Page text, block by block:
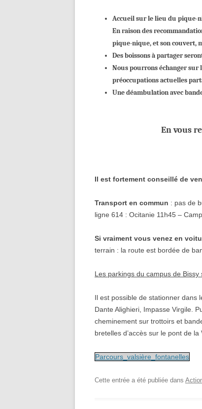
Accueilsur le lieu du pique-
En raison des
pique-nique, et son couvert,
Des boissonsà partager
Nous pourrons échanger
préoccupations actuelles
Une déambulation avec
En vous
Il est fortement conseillé de
Transport en commun : pas de
ligne 614 : Ocitanie 11h45 –
Si vraiment vous venez en
terrain : la route est bordée de
Les parkings du campus de Bissy
Il est possible de stationner dans
Dante Alighieri, Impasse Virgile.
cheminement sur trottoirs et
bretelles d’accès sur le pont de
Parcours_valsière_fontanelles
Cette entrée a été publiée dans